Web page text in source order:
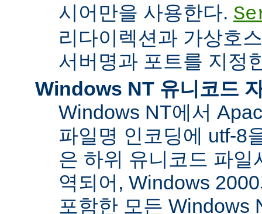
시어만을 사용한다.
리다이렉션과 가상호
서버명과 포트를 지정
Windows NT 유니코드
Windows NT에서
파일명 인코딩에 utf-8
은 하위 유니코드 파일
역되어, Windows
포함한 모든 Windows